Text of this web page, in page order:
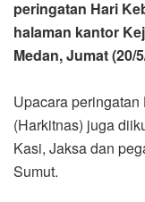
peringatan Hari
halaman kantor
Medan, Jumat (20/
Upacara
(Harkitnas) juga
Kasi, Jaksa dan
Sumut.